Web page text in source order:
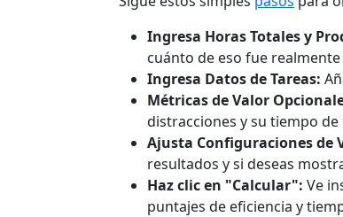
Ingresa Horas Totales y
cuánto de eso fue
Ingresa Datos de Tareas:
Métricas de Valor
distracciones y su tiempo
Ajusta Configuraciones de
resultados y si deseas
Haz clic en "Calcular": Ve
puntajes de eficiencia y